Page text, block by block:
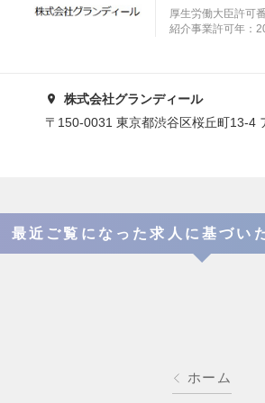
厚生労働大臣許可
紹介事業許可年：
株式会社グランディール
〒150-0031 東京都渋谷区桜丘町13-4
最近ご覧になった求人に基づい
ホーム